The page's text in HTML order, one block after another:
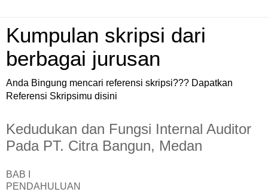
Kumpulan skripsi dari
berbagai jurusan
Anda Bingung mencari referensi skripsi??? Dapatkan
Referensi Skripsimu disini
Kedudukan dan Fungsi Internal Auditor
Pada PT. Citra Bangun, Medan
BAB I
PENDAHULUAN